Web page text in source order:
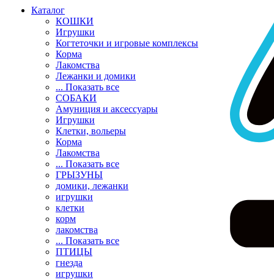
Каталог
КОШКИ
Игрушки
Когтеточки и игровые комплексы
Корма
Лакомства
Лежанки и домики
... Показать все
СОБАКИ
Амуниция и аксессуары
Игрушки
Клетки, вольеры
Корма
Лакомства
... Показать все
ГРЫЗУНЫ
домики, лежанки
игрушки
клетки
корм
лакомства
... Показать все
ПТИЦЫ
гнезда
игрушки